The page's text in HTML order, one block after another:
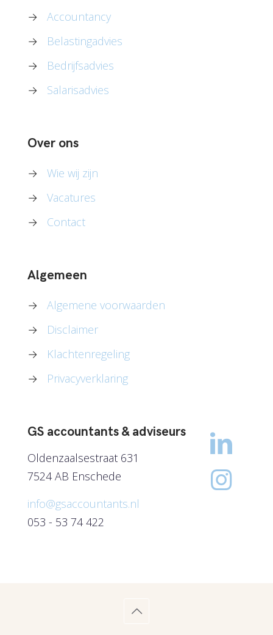
→
Accountancy
→
Belastingadvies
→
Bedrijfsadvies
→
Salarisadvies
Over ons
→
Wie wij zijn
→
Vacatures
→
Contact
Algemeen
→
Algemene voorwaarden
→
Disclaimer
→
Klachtenregeling
→
Privacyverklaring
GS accountants & adviseurs
Oldenzaalsestraat 631
7524 AB Enschede
info@gsaccountants.nl
053 - 53 74 422